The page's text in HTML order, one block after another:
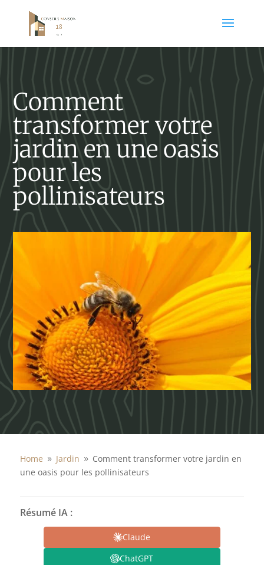
Comment
transformer votre
jardin en une oasis
pour les
pollinisateurs
Home 9 Jardin 9 Comment transformer votre jardin en
une oasis pour les pollinisateurs
Résumé IA :
Claude
ChatGPT